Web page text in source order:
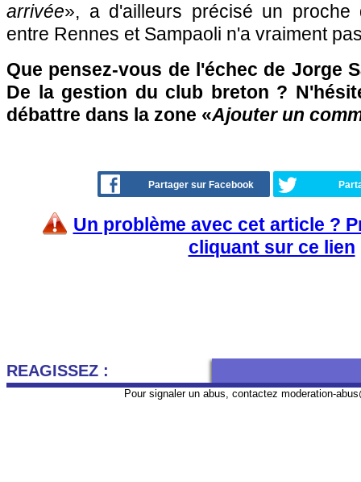
arrivée», a d'ailleurs précisé un proche
entre Rennes et Sampaoli n'a vraiment
Que pensez-vous de l'échec de Jorge
De la gestion du club breton ?
débattre dans la zone «Ajouter un
Partager sur Facebook
Un problème avec cet article ?
cliquant sur ce lien
REAGISSEZ :
Pour signaler un abus, contactez moderation-